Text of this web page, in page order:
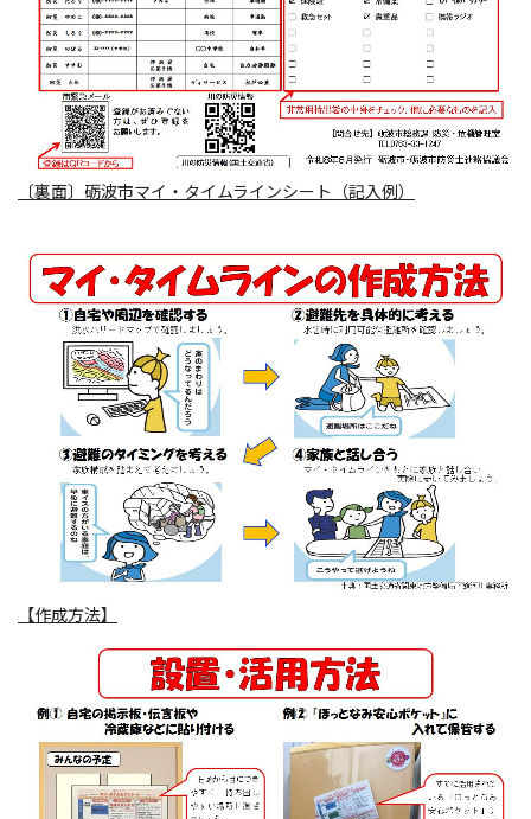
〔裏面〕砺波市マイ・タイムラインシート（記入例）
【作成方法】